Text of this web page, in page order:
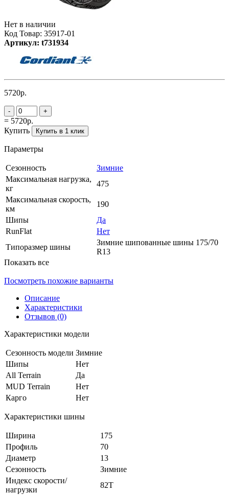
Нет в наличии
Код Товар: 35917-01
Артикул: t731934
5720р.
- +
= 5720р.
Купить
Купить в 1 клик
Параметры
Сезонность
Зимние
Максимальная нагрузка,
кг
475
Максимальная скорость,
км
190
Шипы
Да
RunFlat
Нет
Типоразмер шины
Зимние шипованные шины 175/70
R13
Показать все
Посмотреть похожие варианты
Описание
Характеристики
Отзывов (0)
Характеристики модели
Сезонность модели Зимние
Шипы
Нет
All Terrain
Да
MUD Terrain
Нет
Карго
Нет
Характеристики шины
Ширина
175
Профиль
70
Диаметр
13
Сезонность
Зимние
Индекс скорости/
нагрузки
82T